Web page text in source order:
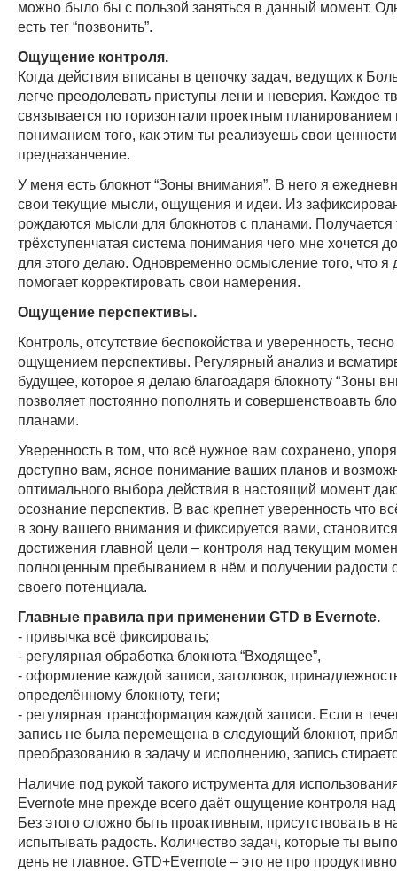
можно было бы с пользой заняться в данный момент.
есть тег “позвонить”.
Ощущение контроля.
Когда действия вписаны в цепочку задач, ведущих к
легче преодолевать приступы лени и неверия. Каждое
связывается по горизонтали проектным планированием
пониманием того, как этим ты реализуешь свои
предназанчение.
У меня есть блокнот “Зоны внимания”. В него я
свои текущие мысли, ощущения и идеи. Из
рождаются мысли для блокнотов с планами. Получается
трёхступенчатая система понимания чего мне хочется
для этого делаю. Одновременно осмысление того, что я
помогает корректировать свои намерения.
Ощущение перспективы.
Контроль, отсутствие беспокойства и уверенность,
ощущением перспективы. Регулярный анализ и
будущее, которое я делаю благоадаря блокноту “Зоны
позволяет постоянно пополнять и совершенствоавть
планами.
Уверенность в том, что всё нужное вам сохранено,
доступно вам, ясное понимание ваших планов и
оптимального выбора действия в настоящий момент
осознание перспектив. В вас крепнет уверенность что
в зону вашего внимания и фиксируется вами,
достижения главной цели – контроля над текущим
полноценным пребыванием в нём и получении радости
своего потенциала.
Главные правила при применении GTD в Evernote.
- привычка всё фиксировать;
- регулярная обработка блокнота “Входящее”,
- оформление каждой записи, заголовок,
определённому блокноту, теги;
- регулярная трансформация каждой записи. Если в
запись не была перемещена в следующий блокнот,
преобразованию в задачу и исполнению, запись
Наличие под рукой такого иструмента для
Evernote мне прежде всего даёт ощущение контроля над
Без этого сложно быть проактивным, присутствовать в
испытывать радость. Количество задач, которые ты
день не главное. GTD+Evernote – это не про